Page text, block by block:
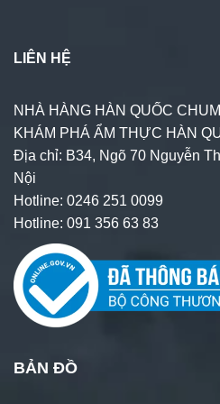
LIÊN HỆ
NHÀ HÀNG HÀN QUỐC CHUM
KHÁM PHÁ ẨM THỰC HÀN
Địa chỉ: B34, Ngõ 70 Nguyễn
Nội
Hotline: 0246 251 0099
Hotline: 091 356 63 83
BẢN ĐỒ